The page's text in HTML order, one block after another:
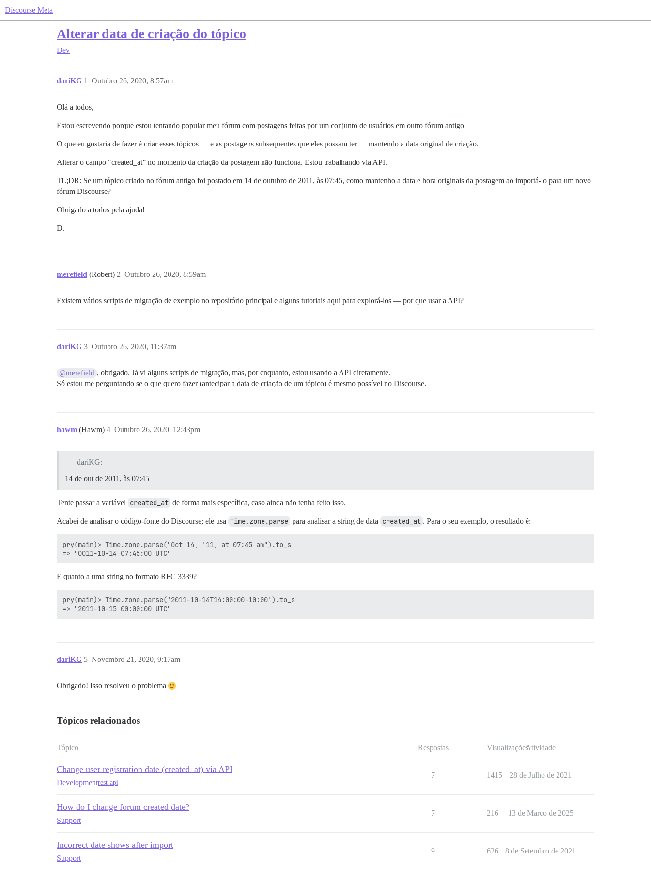
Discourse Meta
Alterar data de criação do tópico
Dev
dariKG Outubro 26, 2020, 8:57am
1
Olá a todos,
Estou escrevendo porque estou tentando popular meu fórum com postagens feitas por um conjunto de usuários em outro fórum antigo.
O que eu gostaria de fazer é criar esses tópicos — e as postagens subsequentes que eles possam ter — mantendo a data original de criação.
Alterar o campo “created_at” no momento da criação da postagem não funciona. Estou trabalhando via API.
TL;DR: Se um tópico criado no fórum antigo foi postado em 14 de outubro de 2011, às 07:45, como mantenho a data e hora originais da postagem ao importá-lo para um novo
fórum Discourse?
Obrigado a todos pela ajuda!
D.
merefield (Robert) Outubro 26, 2020, 8:59am
2
Existem vários scripts de migração de exemplo no repositório principal e alguns tutoriais aqui para explorá-los — por que usar a API?
dariKG Outubro 26, 2020, 11:37am
3
@merefield , obrigado. Já vi alguns scripts de migração, mas, por enquanto, estou usando a API diretamente.
Só estou me perguntando se o que quero fazer (antecipar a data de criação de um tópico) é mesmo possível no Discourse.
hawm (Hawm) Outubro 26, 2020, 12:43pm
4
dariKG:
14 de out de 2011, às 07:45
Tente passar a variável created_at de forma mais específica, caso ainda não tenha feito isso.
Acabei de analisar o código-fonte do Discourse; ele usa Time.zone.parse para analisar a string de data created_at . Para o seu exemplo, o resultado é:
pry(main)> Time.zone.parse("Oct 14, '11, at 07:45 am").to_s
E quanto a uma string no formato RFC 3339?
pry(main)> Time.zone.parse('2011-10-14T14:00:00-10:00').to_s
dariKG Novembro 21, 2020, 9:17am
5
Obrigado! Isso resolveu o problema
Tópicos relacionados
Tópico Respostas VisualizaçõesAtividade
Change user registration date (created_at) via API
Developmentrest-api
7 1415 28 de Julho de 2021
How do I change forum created date?
Support
7 216 13 de Março de 2025
Incorrect date shows after import
Support
9 626 8 de Setembro de 2021